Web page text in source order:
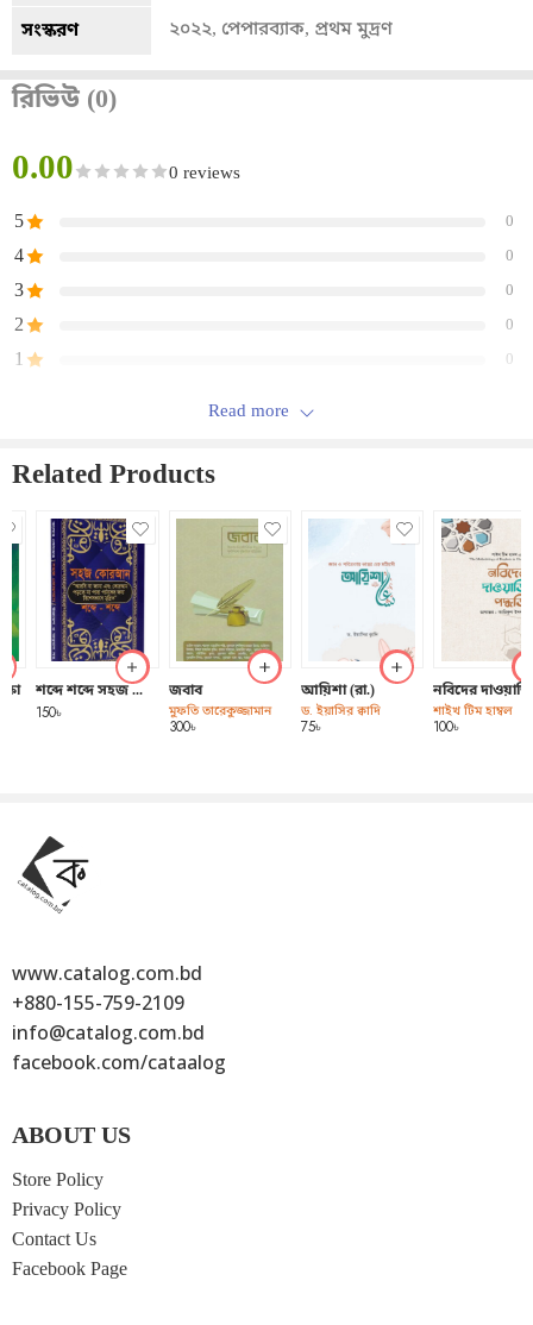
সংস্করণ ২০২২, পেপারব্যাক, প্রথম মুদ্রণ
রিভিউ (0)
0.00 0 reviews
5 0
4 0
3 0
2 0
1 0
There are no reviews yet.
Read more
Related Products
150
www.catalog.com.bd
+880-155-759-2109
info@catalog.com.bd
facebook.com/cataalog
ABOUT US
Store Policy
Privacy Policy
Contact Us
Facebook Page